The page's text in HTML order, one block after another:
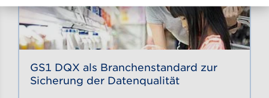
GS1 DQX als Branchenstandard zur
Sicherung der Datenqualität